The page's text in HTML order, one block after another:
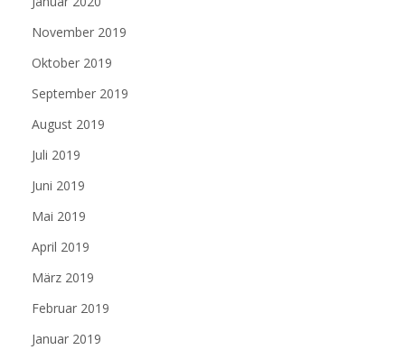
November 2019
Oktober 2019
September 2019
August 2019
Juli 2019
Juni 2019
Mai 2019
April 2019
März 2019
Februar 2019
Januar 2019